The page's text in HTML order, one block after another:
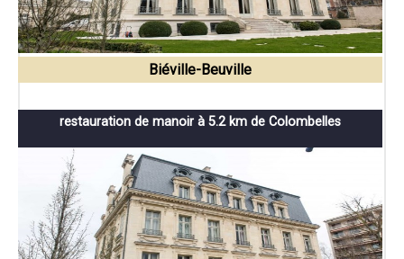
Biéville-Beuville
restauration de manoir à 5.2 km de Colombelles